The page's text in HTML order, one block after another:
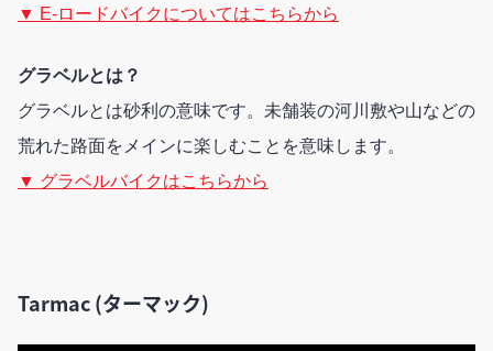
▼ E-ロードバイクについてはこちらから
グラベルとは？
グラベルとは砂利の意味です。未舗装の河川敷や山などの
荒れた路面をメインに楽しむことを意味します。
▼ グラベルバイクはこちらから
Tarmac (ターマック)